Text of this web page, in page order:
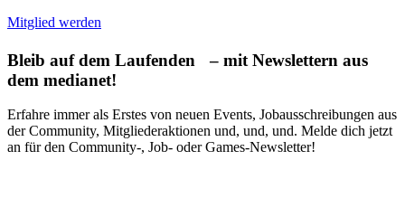
Mitglied werden
Bleib auf dem Laufenden – mit Newslettern aus
dem medianet!
Erfahre immer als Erstes von neuen Events, Jobausschreibungen aus
der Community, Mitgliederaktionen und, und, und. Melde dich jetzt
an für den Community-, Job- oder Games-Newsletter!